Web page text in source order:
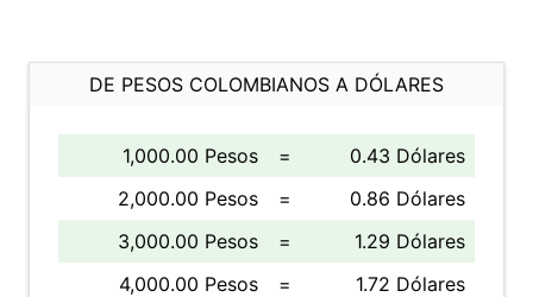
DE PESOS COLOMBIANOS A DÓLARES
1,000.00 Pesos =
0.43 Dólares
2,000.00 Pesos
=
0.86 Dólares
3,000.00 Pesos
=
1.29 Dólares
4,000.00 Pesos
=
1.72 Dólares